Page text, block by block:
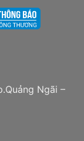
Ngãi –